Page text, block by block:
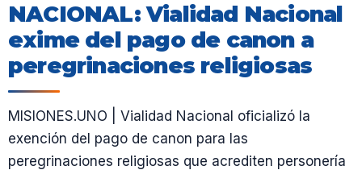
NACIONAL: Vialidad Nacional
exime del pago de canon a
peregrinaciones religiosas
MISIONES.UNO | Vialidad Nacional oficializó la
exención del pago de canon para las
peregrinaciones religiosas que acrediten personería